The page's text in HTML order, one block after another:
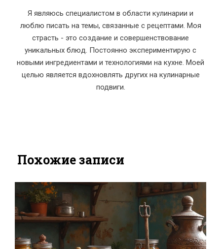
Я являюсь специалистом в области кулинарии и
люблю писать на темы, связанные с рецептами. Моя
страсть - это создание и совершенствование
уникальных блюд. Постоянно экспериментирую с
новыми ингредиентами и технологиями на кухне. Моей
целью является вдохновлять других на кулинарные
подвиги.
Похожие записи